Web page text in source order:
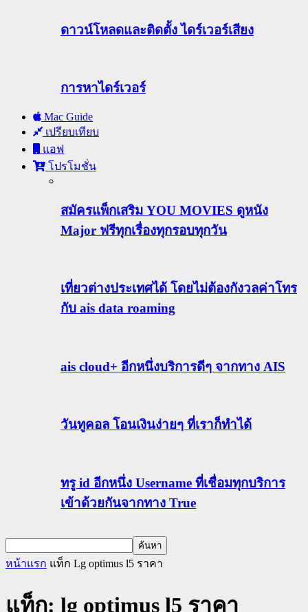
ดาวน์โหลดและติดตั้ง ไดร์เวอร์เสียง
การหาไดร์เวอร์
Mac Guide
เปรียบเทียบ
แอฟ
โปรโมชั่น
สมัครแพ็กเสริม YOU MOVIES ดูหนัง
Major ฟรีทุกเรื่องทุกรอบทุกวัน
เที่ยวต่างประเทศได้ โดยไม่ต้องกังวลค่าโทร
กับ ais data roaming
ais cloud+ อีกหนึ่งบริการดีๆ จากทาง AIS
วันทูคอล โอนเงินง่ายๆ ที่เราก็ทำได้
ทรู id อีกหนึ่ง Username ที่เชื่อมทุกบริการ
เข้าด้วยกันจากทาง True
หน้าแรก แท็ก Lg optimus l5 ราคา
แท็ก: lg optimus l5 ราคา